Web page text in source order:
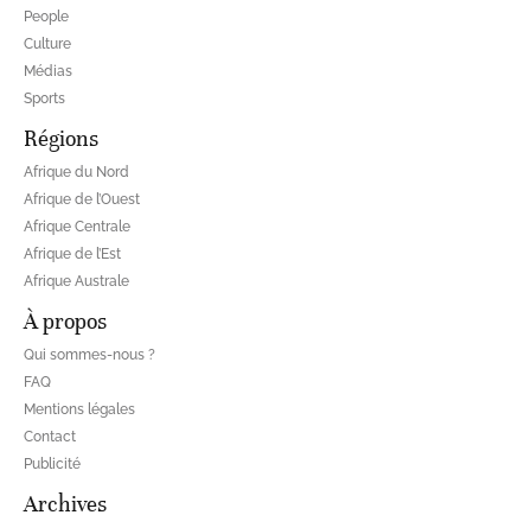
People
Culture
Médias
Sports
Régions
Afrique du Nord
Afrique de l’Ouest
Afrique Centrale
Afrique de l’Est
Afrique Australe
À propos
Qui sommes-nous ?
FAQ
Mentions légales
Contact
Publicité
Archives